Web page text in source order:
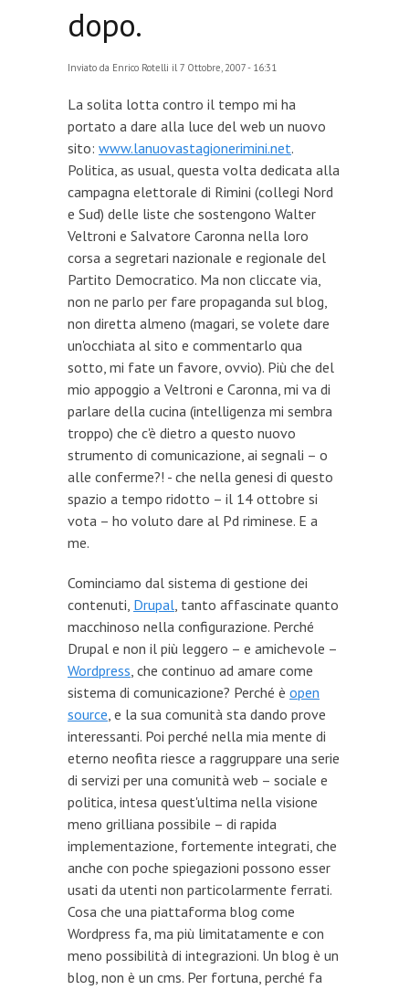
dopo.
Inviato da Enrico Rotelli il 7 Ottobre, 2007 - 16:31
La solita lotta contro il tempo mi ha
portato a dare alla luce del web un nuovo
sito: www.lanuovastagionerimini.net.
Politica, as usual, questa volta dedicata alla
campagna elettorale di Rimini (collegi Nord
e Sud) delle liste che sostengono Walter
Veltroni e Salvatore Caronna nella loro
corsa a segretari nazionale e regionale del
Partito Democratico. Ma non cliccate via,
non ne parlo per fare propaganda sul blog,
non diretta almeno (magari, se volete dare
un'occhiata al sito e commentarlo qua
sotto, mi fate un favore, ovvio). Più che del
mio appoggio a Veltroni e Caronna, mi va di
parlare della cucina (intelligenza mi sembra
troppo) che c'è dietro a questo nuovo
strumento di comunicazione, ai segnali – o
alle conferme?! - che nella genesi di questo
spazio a tempo ridotto – il 14 ottobre si
vota – ho voluto dare al Pd riminese. E a
me.
Cominciamo dal sistema di gestione dei
contenuti, Drupal, tanto affascinate quanto
macchinoso nella configurazione. Perché
Drupal e non il più leggero – e amichevole –
Wordpress, che continuo ad amare come
sistema di comunicazione? Perché è open
source, e la sua comunità sta dando prove
interessanti. Poi perché nella mia mente di
eterno neofita riesce a raggruppare una serie
di servizi per una comunità web – sociale e
politica, intesa quest'ultima nella visione
meno grilliana possibile – di rapida
implementazione, fortemente integrati, che
anche con poche spiegazioni possono esser
usati da utenti non particolarmente ferrati.
Cosa che una piattaforma blog come
Wordpress fa, ma più limitatamente e con
meno possibilità di integrazioni. Un blog è un
blog, non è un cms. Per fortuna, perché fa